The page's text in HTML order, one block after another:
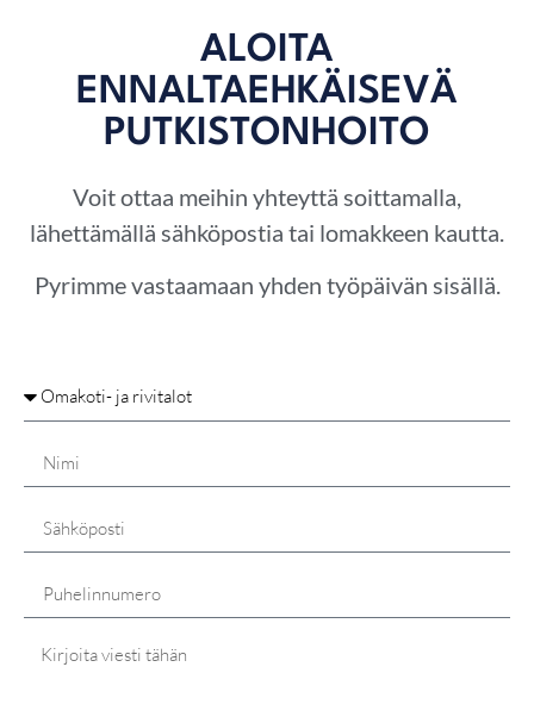
ALOITA
ENNALTAEHKÄISEVÄ
PUTKISTONHOITO
Voit ottaa meihin yhteyttä soittamalla,
lähettämällä sähköpostia tai lomakkeen kautta.
Pyrimme vastaamaan yhden työpäivän sisällä.